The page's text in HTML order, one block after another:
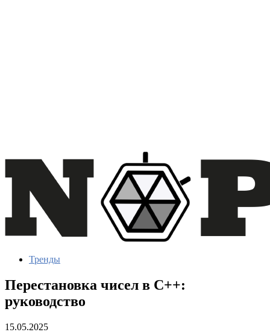
Тренды
Перестановка чисел в C++:
руководство
15.05.2025